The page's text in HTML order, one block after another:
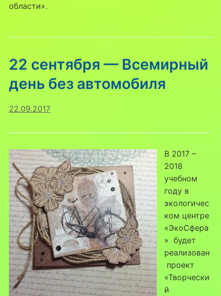
области».
22 сентября — Всемирный
день без автомобиля
22.09.2017
В 2017 –
2018
учебном
году в
экологичес
ком центре
«ЭкоСфера
» будет
реализован
проект
«Творчески
й